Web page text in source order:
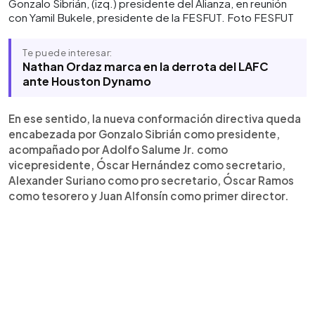
Gonzalo Sibrián, (izq.) presidente del Alianza, en reunión
con Yamil Bukele, presidente de la FESFUT. Foto FESFUT
Te puede interesar:
Nathan Ordaz marca en la derrota del LAFC
ante Houston Dynamo
En ese sentido, la nueva conformación directiva queda
encabezada por Gonzalo Sibrián como presidente,
acompañado por Adolfo Salume Jr. como
vicepresidente, Óscar Hernández como secretario,
Alexander Suriano como pro secretario, Óscar Ramos
como tesorero y Juan Alfonsín como primer director.